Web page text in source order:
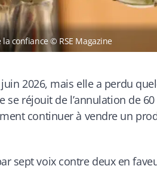
confiance © RSE Magazine
2026, mais elle a perdu
se réjouit de l’annulation de
continuer à vendre un
sept voix contre deux en